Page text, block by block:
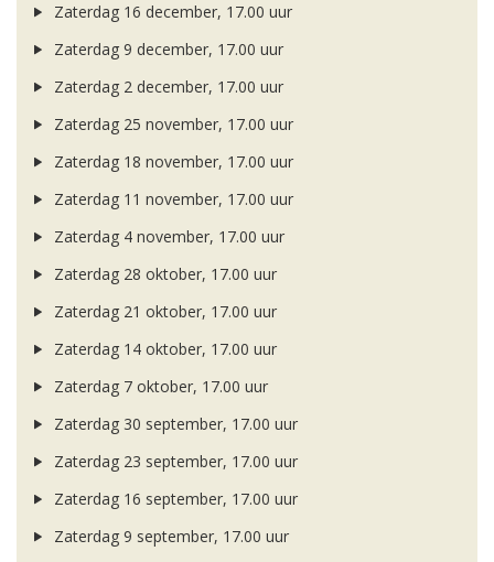
Zaterdag 16 december, 17.00 uur
Zaterdag 9 december, 17.00 uur
Zaterdag 2 december, 17.00 uur
Zaterdag 25 november, 17.00 uur
Zaterdag 18 november, 17.00 uur
Zaterdag 11 november, 17.00 uur
Zaterdag 4 november, 17.00 uur
Zaterdag 28 oktober, 17.00 uur
Zaterdag 21 oktober, 17.00 uur
Zaterdag 14 oktober, 17.00 uur
Zaterdag 7 oktober, 17.00 uur
Zaterdag 30 september, 17.00 uur
Zaterdag 23 september, 17.00 uur
Zaterdag 16 september, 17.00 uur
Zaterdag 9 september, 17.00 uur